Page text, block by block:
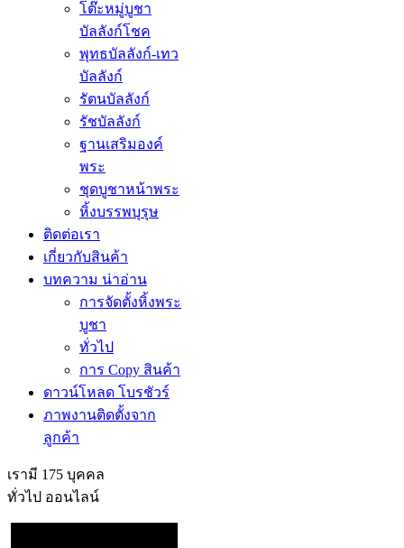
โต๊ะหมู่บูชา
บัลลังก์โชค
พุทธบัลลังก์-เทว
บัลลังก์
รัตนบัลลังก์
รัชบัลลังก์
ฐานเสริมองค์
พระ
ชุดบูชาหน้าพระ
หิ้งบรรพบุรุษ
ติดต่อเรา
เกี่ยวกับสินค้า
บทความ น่าอ่าน
การจัดตั้งหิ้งพระ
บูชา
ทั่วไป
การ Copy สินค้า
ดาวน์โหลด โบรชัวร์
ภาพงานติดตั้งจาก
ลูกค้า
เรามี 175 บุคคล
ทั่วไป ออนไลน์